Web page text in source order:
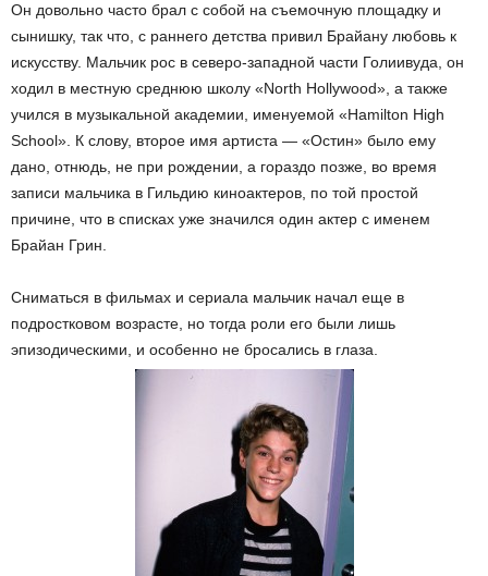
Он довольно часто брал с собой на съемочную площадку и
сынишку, так что, с раннего детства привил Брайану любовь к
искусству. Мальчик рос в северо-западной части Голиивуда, он
ходил в местную среднюю школу «North Hollywood», а также
учился в музыкальной академии, именуемой «Hamilton High
School». К слову, второе имя артиста — «Остин» было ему
дано, отнюдь, не при рождении, а гораздо позже, во время
записи мальчика в Гильдию киноактеров, по той простой
причине, что в списках уже значился один актер с именем
Брайан Грин.
Сниматься в фильмах и сериала мальчик начал еще в
подростковом возрасте, но тогда роли его были лишь
эпизодическими, и особенно не бросались в глаза.